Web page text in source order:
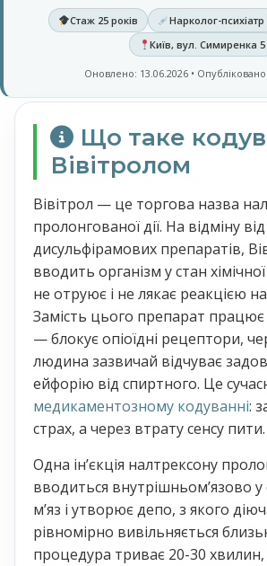
Стаж 25 років
Нарколог-психіатр
Київ, вул. Симиренка 5
Оновлено: 13.06.2026 •
Що таке
Вівітролом
Вівітрол — це торгова назва
пролонгованої дії. На відміну
дисульфірамових препаратів,
вводить організм у стан
не отруює і не лякає реакцією
Замість цього препарат працює
— блокує опіоїдні рецептори,
людина зазвичай відчуває
ейфорію від спиртного. Це
медикаментозному кодуванні:
страх, а через втрату сенсу пити.
Одна інʼєкція налтрексону
вводиться внутрішньомʼязово у
мʼяз і утворює депо, з якого
рівномірно вивільняється
процедура триває 20-30 хвилин,